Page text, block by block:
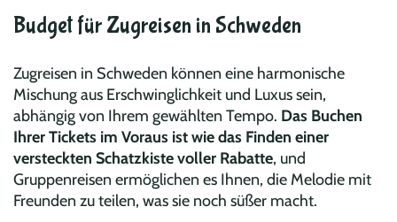
Budget für Zugreisen in Schweden
Zugreisen in Schweden können eine harmonische
Mischung aus Erschwinglichkeit und Luxus sein,
abhängig von Ihrem gewählten Tempo. Das Buchen
Ihrer Tickets im Voraus ist wie das Finden einer
versteckten Schatzkiste voller Rabatte, und
Gruppenreisen ermöglichen es Ihnen, die Melodie mit
Freunden zu teilen, was sie noch süßer macht.